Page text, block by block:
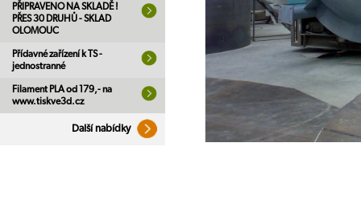
PŘIPRAVENO NA SKLADĚ !
PŘES 30 DRUHŮ - SKLAD
OLOMOUC
Přídavné zařízení k TS -
jednostranné
Filament PLA od 179,- na
www.tiskve3d.cz
Další nabídky